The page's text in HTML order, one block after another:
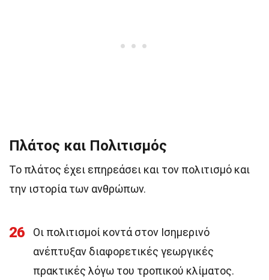
Πλάτος και Πολιτισμός
Το πλάτος έχει επηρεάσει και τον πολιτισμό και
την ιστορία των ανθρώπων.
26
Οι πολιτισμοί κοντά στον Ισημερινό
ανέπτυξαν διαφορετικές γεωργικές
πρακτικές λόγω του τροπικού κλίματος.